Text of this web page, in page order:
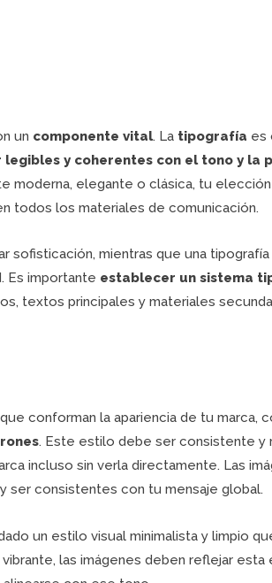
un componente vital. La tipografía es
legibles y coherentes con el tono y la
moderna, elegante o clásica, tu
todos los materiales de comunicación.
sofisticación, mientras que una
Es importante establecer un sistema
textos principales y materiales
conforman la apariencia de tu marca,
. Este estilo debe ser consistente y
incluso sin verla directamente. Las
ser consistentes con tu mensaje global.
un estilo visual minimalista y limpio
las imágenes deben reflejar esta